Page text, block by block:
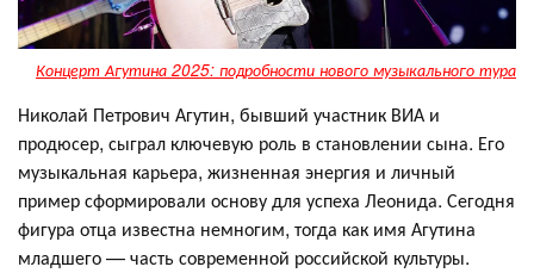
Концерт Агутина 2025: подробности нового музыкального тура
Николай Петрович Агутин, бывший участник ВИА и
продюсер, сыграл ключевую роль в становлении сына. Его
музыкальная карьера, жизненная энергия и личный
пример сформировали основу для успеха Леонида. Сегодня
фигура отца известна немногим, тогда как имя Агутина
младшего — часть современной российской культуры.